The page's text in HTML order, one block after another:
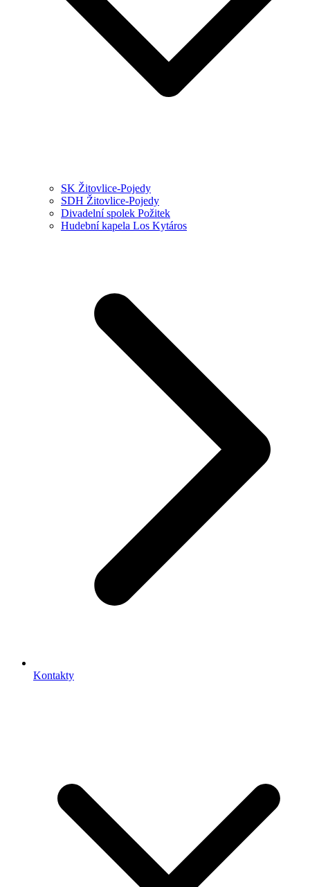
SK Žitovlice-Pojedy
SDH Žitovlice-Pojedy
Divadelní spolek Požitek
Hudební kapela Los Kytáros
Kontakty